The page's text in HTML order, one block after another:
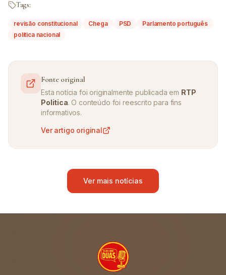
Tags:
revisão constitucional Chega PSD
Parlamento português
política nacional
Fonte original
Esta notícia foi originalmente publicada em RTP
Politica. O conteúdo foi reescrito para fins
informativos.
Ver artigo original
Ver mais notícias